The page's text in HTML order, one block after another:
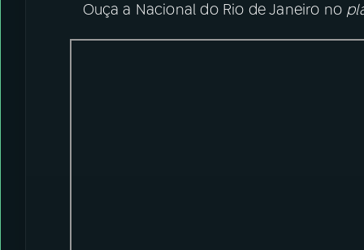
Ouça a Nacional do Rio de Janeiro no